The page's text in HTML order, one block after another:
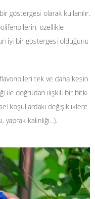
göstergesi olarak kullanılır.
özellikle
iyi bir göstergesi olduğunu
tek ve daha kesin
ile doğrudan ilişkili bir bitki
koşullardaki değişikliklere
kalınlığı...).